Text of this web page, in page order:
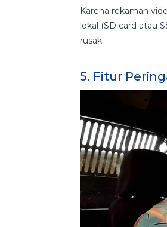
Karena rekaman
lokal (SD card atau
rusak.
5. Fitur